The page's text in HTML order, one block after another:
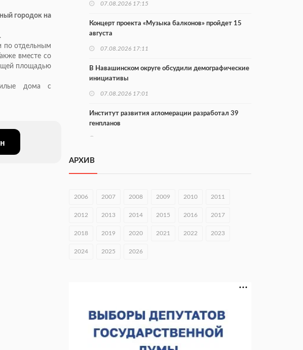
городок на
по отдельным
вместе со
площадью
дома с
07.08.2026 17:15
Концерт проекта «Музыка балконов» пройдет 15
августа
07.08.2026 17:11
В Навашинском округе обсудили демографические
инициативы
07.08.2026 17:01
Институт развития агломерации разработал 39
генпланов
С 8 августа изменят схему движения на въезде в
оперштаба
В Чкаловске спустили на воду «Метеор-120Р»
07.08.2026 13:48
В Нижнем Новгороде отметили 70-летие Дня
строителя
АРХИВ
2006 2007 2008 2009 2010 2011
2012 2013 2014 2015 2016 2017
2018 2019 2020 2021 2022 2023
2024 2025 2026